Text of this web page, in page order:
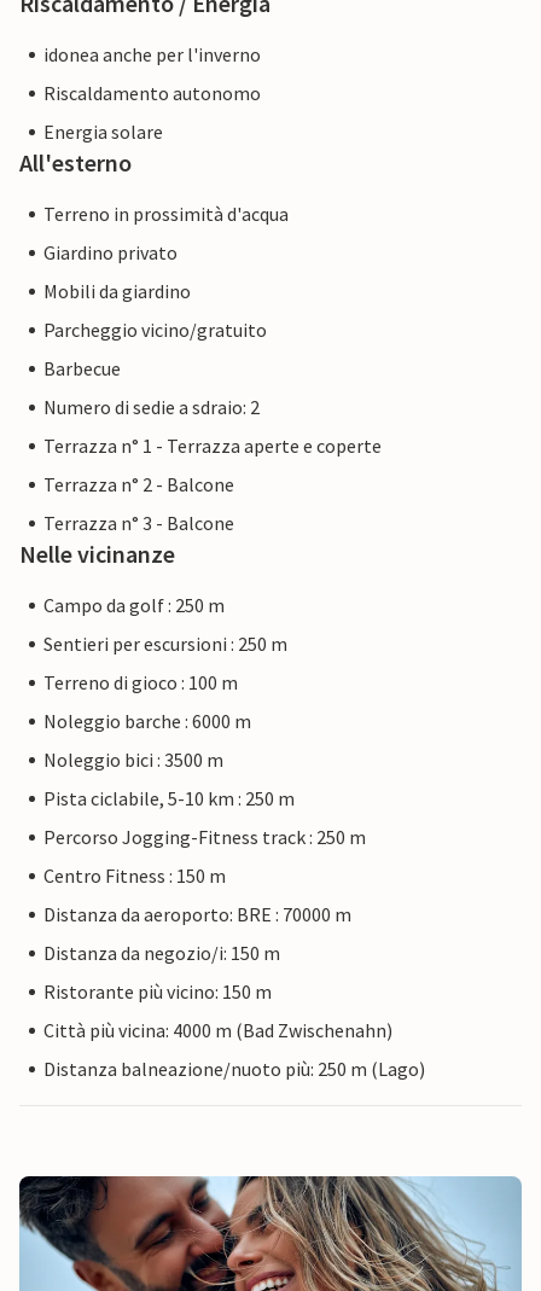
idonea anche per l'inverno
Riscaldamento autonomo
Energia solare
All'esterno
Terreno in prossimità d'acqua
Giardino privato
Mobili da giardino
Parcheggio vicino/gratuito
Barbecue
Numero di sedie a sdraio: 2
Terrazza n° 1 - Terrazza aperte e coperte
Terrazza n° 2 - Balcone
Terrazza n° 3 - Balcone
Nelle vicinanze
Campo da golf : 250 m
Sentieri per escursioni : 250 m
Terreno di gioco : 100 m
Noleggio barche : 6000 m
Noleggio bici : 3500 m
Pista ciclabile, 5-10 km : 250 m
Percorso Jogging-Fitness track : 250 m
Centro Fitness : 150 m
Distanza da aeroporto: BRE : 70000 m
Distanza da negozio/i: 150 m
Ristorante più vicino: 150 m
Città più vicina: 4000 m (Bad Zwischenahn)
Distanza balneazione/nuoto più: 250 m (Lago)